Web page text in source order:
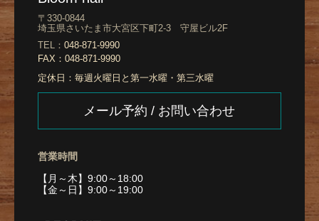
〒330-0844
埼玉県さいたま市大宮区下町2-3 守屋ビル2F
TEL： 048-871-9990
FAX： 048-871-9990
定休日： 毎週火曜日と第一水曜・第三水曜
メール予約 / お問い合わせ
営業時間
【月～木】9:00～18:00
【金～日】9:00～19:00